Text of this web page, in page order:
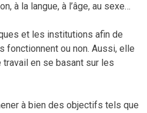
à la langue, à l’âge, au sexe…
et les institutions afin de
fonctionnent ou non. Aussi, elle
en se basant sur les
à bien des objectifs tels que